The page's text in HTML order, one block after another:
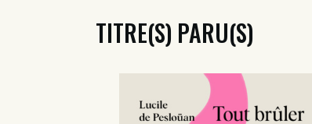
TITRE(S) PARU(S)